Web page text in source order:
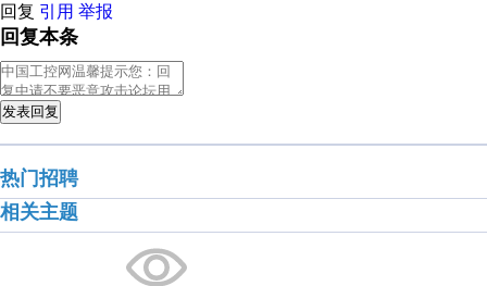
回复 引用 举报
回复本条
发表回复
热门招聘
相关主题